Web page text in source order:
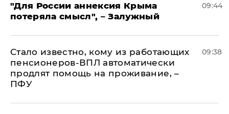
"Для России аннексия Крыма
потеряла смысл", – Залужный
09:44
Стало известно, кому из работающих
пенсионеров-ВПЛ автоматически
продлят помощь на проживание, –
ПФУ
09:38